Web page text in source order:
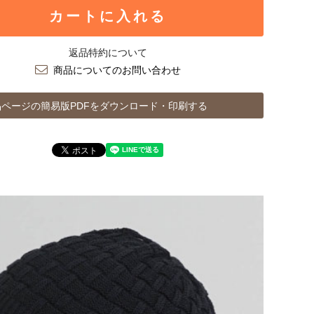
カートに入れる
返品特約について
商品についてのお問い合わせ
ージの簡易版PDFをダウンロード・印刷する